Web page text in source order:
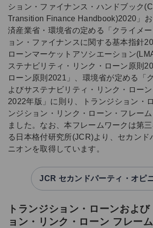
ション・ファイナンス・ハンドブック
Transition Finance Handbook)2020」
済産業省・環境省の定める「クライメ
ョン・ファイナンスに関する基本指針
ローンマーケットアソシエーション
ステナビリティ・リンク・ローン原則
ローン原則2021」、環境省が定める「
よびサステナビリティ・リンク・ロー
2022年版」に則り、トランジション・
ンジション・リンク・ローン・フレー
ました。なお、本フレームワークは第
る日本格付研究所(JCR)より、セカンド
ニオンを取得しています。
JCR セカンドパーティ・オピ
トランジション・ローンおよ
ョン・リンク・ローン フレー